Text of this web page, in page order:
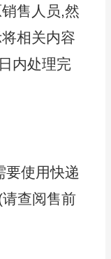
售人员,然
相关内容
内处理完
要使用快递
查阅售前